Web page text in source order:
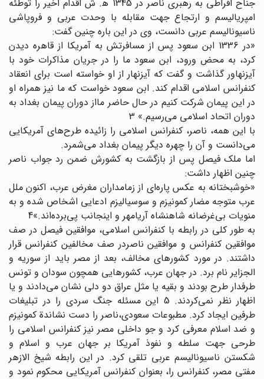
جناح افراطی به رهبری ناصر در 1345 ه‍. ش اقدام اخیر را توطئه
امپریالیسم و ارتجاع جهت مقابله با وحدت عربی و فروپاشی
ناسیونالیسم عربی دانست، وی در این باره چنین گفت:
«در 1336 ابن سعود پس از مسافرتش به آمریکا از قاهره دیدن
کرد‌، به محض ورود، ابن سعود ما را در جریان مذاکرات خود با
آیزنهاور گذاشت و گفت که آیزنهار از او خواسته است برای انعقاد
کنفرانس اسلامی اقدام کند. ابن سعود خواست که ما نیز همراه او
در این پیمان شرکت کنیم در حال حاضر مااز دوران پیمان بغداد به
دوران اتحاد اسلامی می‌رسیم.» 3
با این همه، ناصر، کنفرانس اسلامی را زائیده طرح‌های آمریکایی
می‌دانست و آن را چهره دیگر پیمان بغداد می‌شمرد.
اما ملک فیصل پس از بازگشت به کشورش ضمن رد جواب ناصر
چنین اظهار داشت:
«خوشبختانه به عکس پاره‌ای از زمامداران مغرض عرب، اکنون ملل
عرب متوجه مضار کمونیزم و سوسیالیزم ادعایی اشخاص شده و به
منویات بی‌غرضانه شاهنشاه آریامهر و اینجانب پی‌برده‌اند.»4
به طور کلی در رابطه با کنفرانس اسلامی، موافقین فیصل در صف
موافقین کنفرانس و موافقین ناصردر صف مخالفین کنفرانس قرار
داشتند. در مورد کشورهای مخالف، بعد از مصر باید از سوریه و
الجزایر نام برد. در جهان عرب، کشورهایی همچون سودان و تونس
طرفدار طرح بودند و بقیه یا مثل عراق دو دلی نشان می‌دادند و یا
اظهار نظر نمی‌کردند. 5 این مسئله جنگ سردی را در تبلیغات
طرفین ایجاد کرد. مطبوعات سعودی،‌ناصر را دست نشاندة کمونیزم
و ضد اسلام معرفی کرد و جو داخلی مصر نیز کنفرانس اسلامی را
طرحی جهت سلطه و نفوذ آمریکا بر جهان عرب و اسلام و
شکستن ناسیونالیسم عربی تلقی کرد. در این رابطه شیخ الازهر
مفتی مصر، کنفرانس را، بعنوان کنفرانس آمریکایی محکوم نمود و